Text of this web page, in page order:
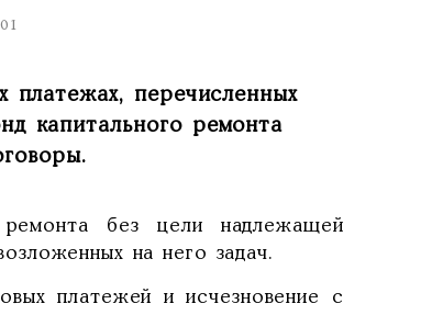
платежах, перечисленных
капитального ремонта
без цели надлежащей
на него задач.
платежей и исчезновение с